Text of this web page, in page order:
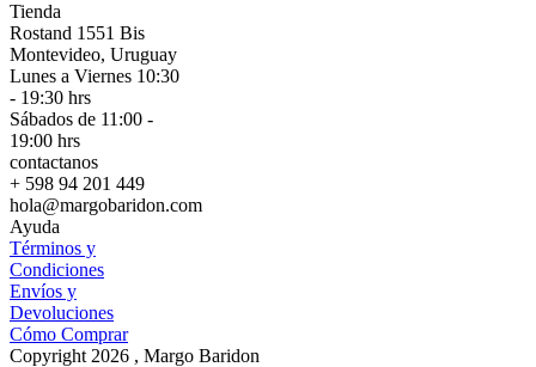
Tienda
Rostand 1551 Bis
Montevideo, Uruguay
Lunes a Viernes 10:30
- 19:30 hrs
Sábados de 11:00 -
19:00 hrs
contactanos
+ 598 94 201 449
hola@margobaridon.com
Ayuda
Términos y
Condiciones
Envíos y
Devoluciones
Cómo Comprar
Copyright 2026 , Margo Baridon